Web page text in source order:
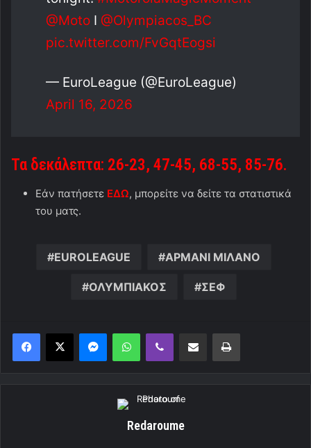
@Moto I @Olympiacos_BC
pic.twitter.com/FvGqtEogsi
— EuroLeague (@EuroLeague)
April 16, 2026
Τα δεκάλεπτα: 26-23, 47-45, 68-55, 85-76.
Εάν πατήσετε ΕΔΩ, μπορείτε να δείτε τα στατιστικά
του ματς.
EUROLEAGUE ΑΡΜΑΝΙ ΜΙΛΑΝΟ
ΟΛΥΜΠΙΑΚΟΣ ΣΕΦ
MessengerWhatsAppViber Κοινοποίηση μέσω ηλεκτρονικού ταχυδρομείουΕκτύπωση
Redaroume